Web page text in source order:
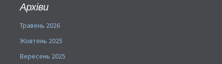
Архіви
Травень 2026
Жовтень 2025
Вересень 2025